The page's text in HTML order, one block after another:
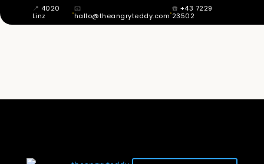
📍 4020
Linz
·📧
hallo@theangryteddy.com·☎️ +43 7229
23502